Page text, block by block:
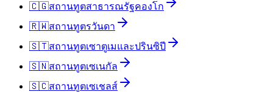
🇨🇬สถานทูตสาธารณรัฐคองโก
🇷🇼สถานทูตรวันดา
🇸🇹สถานทูตเซาตูเมและปรินซิปี
🇸🇳สถานทูตเซเนกัล
🇸🇨สถานทูตเซเชลส์